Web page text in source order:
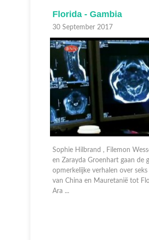
Boedapest - Colombia
30 September 2017
Manuel Broekman, Nicolette
en Filemon Wesselink gaan de
opmerkelijke verhalen over
presentatoren reizen van
Colombia tot d ...